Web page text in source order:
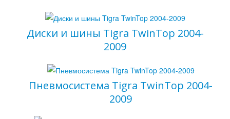
Диски и шины Tigra TwinTop 2004-
2009
Пневмосистема Tigra TwinTop 2004-
2009